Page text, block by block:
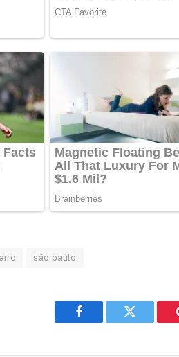
são paulo
Facebook Twitter